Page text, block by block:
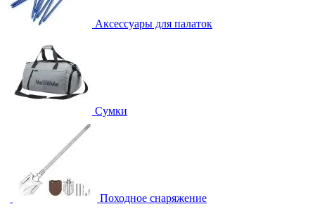
Аксессуары для палаток
Сумки
Походное снаряжение